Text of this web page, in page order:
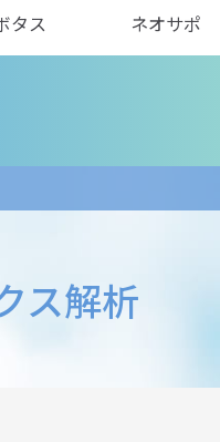
タス ネオサポ
ス解析